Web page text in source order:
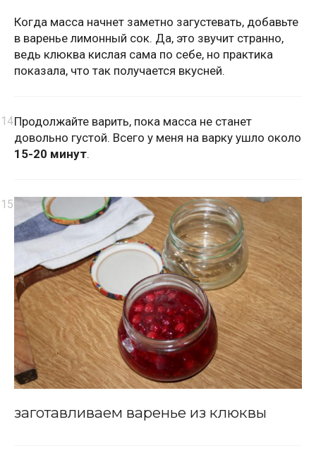
Когда масса начнет заметно загустевать, добавьте
в варенье лимонный сок. Да, это звучит странно,
ведь клюква кислая сама по себе, но практика
показала, что так получается вкусней.
Продолжайте варить, пока масса не станет
довольно густой. Всего у меня на варку ушло около
15-20 минут.
заготавливаем варенье из клюквы